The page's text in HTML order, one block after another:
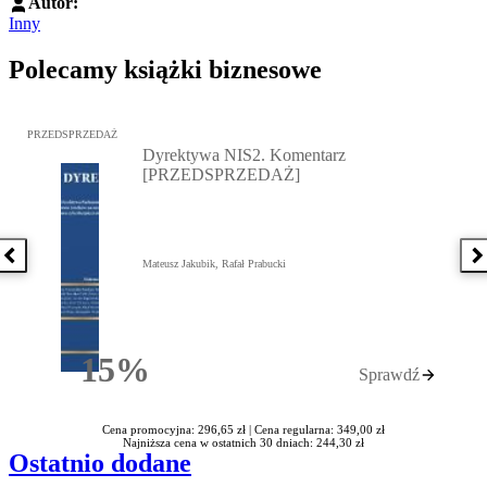
Inny
Polecamy książki biznesowe
Poprzednia książka
Przejdź do: Dyrektywa NIS2. Komentarz [PRZEDSPRZEDAŻ],
PRZEDSPRZEDAŻ
15%Rabatu
Dyrektywa NIS2. Komentarz
[PRZEDSPRZEDAŻ]
Mateusz Jakubik, Rafał Prabucki
Sprawdź
Cena promocyjna: 296,65 zł | Cena regularna: 349,00 zł
Najniższa cena w ostatnich 30 dniach: 244,30 zł
Ostatnio dodane